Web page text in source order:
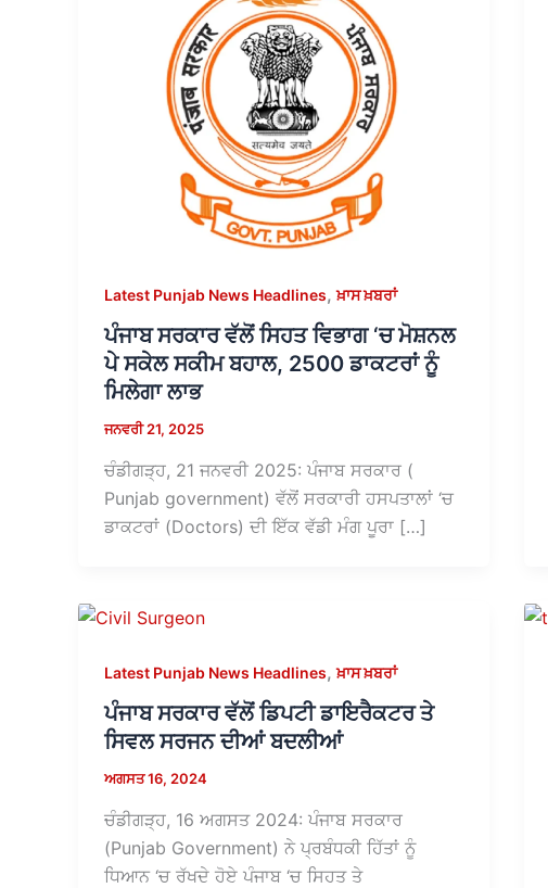
Latest Punjab News Headlines,ਖ਼ਾਸ ਖ਼ਬਰਾਂ
ਪੰਜਾਬ ਸਰਕਾਰ ਵੱਲੋਂ ਸਿਹਤ ਵਿਭਾਗ ‘ਚ ਮੋਸ਼ਨਲ
ਪੇ ਸਕੇਲ ਸਕੀਮ ਬਹਾਲ, 2500 ਡਾਕਟਰਾਂ ਨੂੰ
ਮਿਲੇਗਾ ਲਾਭ
ਜਨਵਰੀ 21, 2025
ਚੰਡੀਗੜ੍ਹ, 21 ਜਨਵਰੀ 2025: ਪੰਜਾਬ ਸਰਕਾਰ (
Punjab government) ਵੱਲੋਂ ਸਰਕਾਰੀ ਹਸਪਤਾਲਾਂ ‘ਚ
ਡਾਕਟਰਾਂ (Doctors) ਦੀ ਇੱਕ ਵੱਡੀ ਮੰਗ ਪੂਰਾ […]
Latest Punjab News Headlines,ਖ਼ਾਸ ਖ਼ਬਰਾਂ
ਪੰਜਾਬ ਸਰਕਾਰ ਵੱਲੋਂ ਡਿਪਟੀ ਡਾਇਰੈਕਟਰ ਤੇ
ਸਿਵਲ ਸਰਜਨ ਦੀਆਂ ਬਦਲੀਆਂ
ਅਗਸਤ 16, 2024
ਚੰਡੀਗੜ੍ਹ, 16 ਅਗਸਤ 2024: ਪੰਜਾਬ ਸਰਕਾਰ
(Punjab Government) ਨੇ ਪ੍ਰਬੰਧਕੀ ਹਿੱਤਾਂ ਨੂੰ
ਧਿਆਨ ‘ਚ ਰੱਖਦੇ ਹੋਏ ਪੰਜਾਬ ‘ਚ ਸਿਹਤ ਤੇ